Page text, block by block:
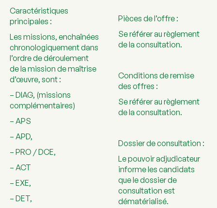
Caractéristiques
principales :
Les missions, enchaînées
chronologiquement dans
l’ordre de déroulement
de la mission de maîtrise
d’œuvre, sont :
– DIAG, (missions
complémentaires)
– APS
– APD,
– PRO / DCE,
– ACT
– EXE,
– DET,
Pièces de l’offre :
Se référer au règlement
de la consultation.
Conditions de remise
des offres :
Se référer au règlement
de la consultation.
Dossier de consultation :
Le pouvoir adjudicateur
informe les candidats
que le dossier de
consultation est
dématérialisé.